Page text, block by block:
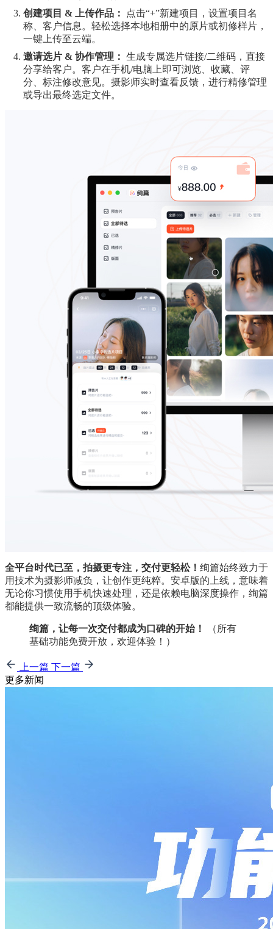
创建项目 & 上传作品：
点击“+”新建项目，设置项目名
称、客户信息。轻松选择本地相册中的原片或初修样片，
一键上传至云端。
邀请选片 & 协作管理： 生成专属选片链接/二维码，直接
分享给客户。客户在手机/电脑上即可浏览、收藏、评
分、标注修改意见。摄影师实时查看反馈，进行精修管理
或导出最终选定文件。
全平台时代已至，拍摄更专注，交付更轻松！ 绚篇始终致力于
用技术为摄影师减负，让创作更纯粹。安卓版的上线，意味着
无论你习惯使用手机快速处理，还是依赖电脑深度操作，绚篇
都能提供一致流畅的顶级体验。
绚篇，让每一次交付都成为口碑的开始！
（所有
基础功能免费开放，欢迎体验！）
上一篇
下一篇
更多新闻